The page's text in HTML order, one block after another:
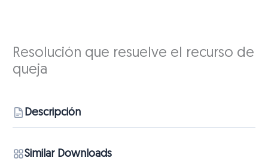
Resolución que resuelve el recurso de
queja
Descripción
Similar Downloads